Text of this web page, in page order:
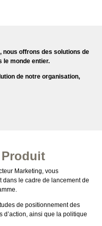
nous offrons des solutions de
le monde entier.
de notre organisation,
Produit
Marketing, vous
dans le cadre de lancement de
de positionnement des
d’action, ainsi que la politique